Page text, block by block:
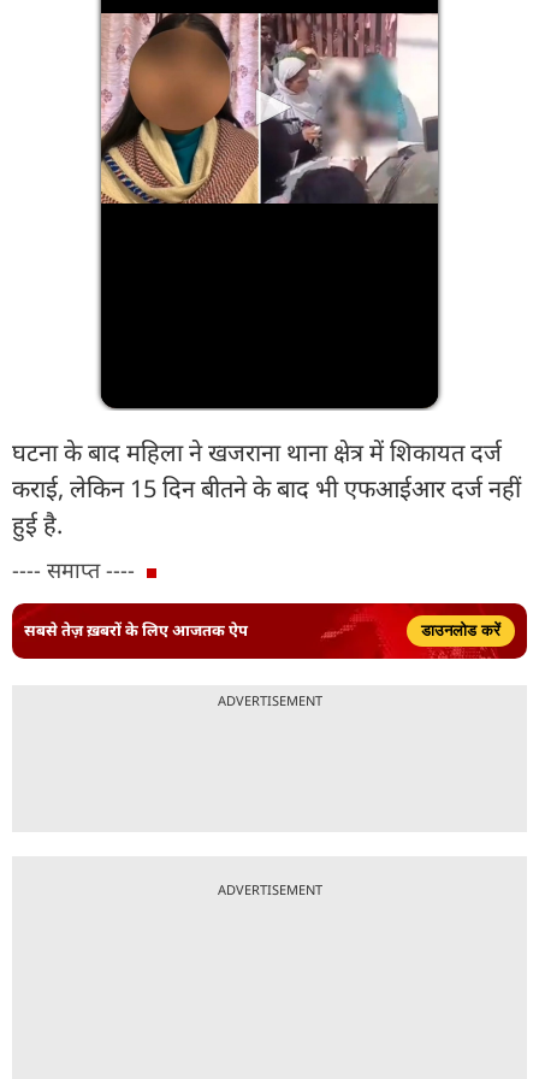
घटना के बाद महिला ने खजराना थाना क्षेत्र में शिकायत दर्ज
कराई, लेकिन 15 दिन बीतने के बाद भी एफआईआर दर्ज नहीं
हुई है.
---- समाप्त ----
सबसे तेज़ ख़बरों के लिए आजतक ऐप डाउनलोड करें
ADVERTISEMENT
ADVERTISEMENT